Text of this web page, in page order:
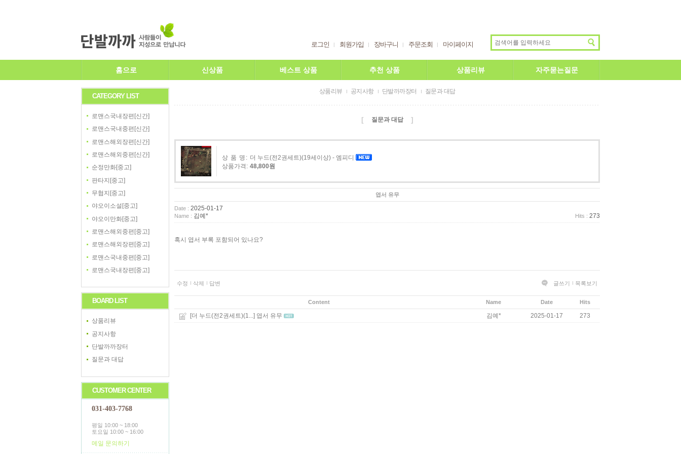
로그인 회원가입 장바구니 주문조회 마이페이지
홈으로 신상품 베스트 상품 추천 상품 상품리뷰 자주묻는질문
CATEGORY LIST
로맨스국내장편[신간]
로맨스국내중편[신간]
로맨스해외장편[신간]
로맨스해외중편[신간]
순정만화[중고]
판타지[중고]
무협지[중고]
야오이소설[중고]
야오이만화[중고]
로맨스해외중편[중고]
로맨스해외장편[중고]
로맨스국내중편[중고]
로맨스국내장편[중고]
BOARD LIST
상품리뷰
공지사항
단발까까장터
질문과 대답
CUSTOMER CENTER
031-403-7768
평일 10:00 ~ 18:00
토요일 10:00 ~ 16:00
메일 문의하기
상품리뷰 공지사항 단발까까장터 질문과 대답
[ 질문과 대답 ]
상 품 명: 더 누드(전2권세트)(19세이상) - 엠피디
상품가격: 48,800원
엽서 유무
Date : 2025-01-17
Name : 김예* Hits : 273
혹시 엽서 부록 포함되어 있나요?
수정 삭제 답변 글쓰기 목록보기
Content Name Date Hits
[더 누드(전2권세트)(1...] 엽서 유무 김예* 2025-01-17 273